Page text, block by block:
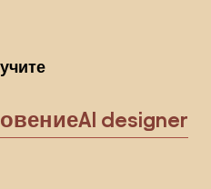
AI designer